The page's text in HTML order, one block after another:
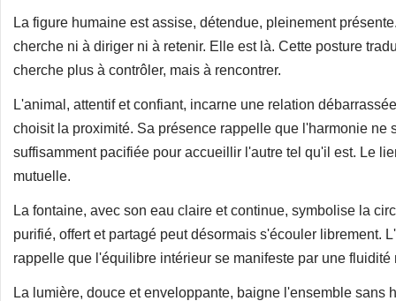
La figure humaine est assise, détendue, pleinement
cherche ni à diriger ni à retenir. Elle est là. Cette posture
cherche plus à contrôler, mais à rencontrer.
L'animal, attentif et confiant, incarne une relation
choisit la proximité. Sa présence rappelle que l'harmonie ne
suffisamment pacifiée pour accueillir l'autre tel qu'il est. Le
mutuelle.
La fontaine, avec son eau claire et continue, symbolise la
purifié, offert et partagé peut désormais s'écouler librement.
rappelle que l'équilibre intérieur se manifeste par une
La lumière, douce et enveloppante, baigne l'ensemble